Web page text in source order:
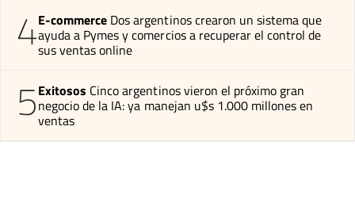
4E-commerce Dos argentinos crearon un sistema que
ayuda a Pymes y comercios a recuperar el control de
sus ventas online
5Exitosos Cinco argentinos vieron el próximo gran
negocio de la IA: ya manejan u$s 1.000 millones en
ventas